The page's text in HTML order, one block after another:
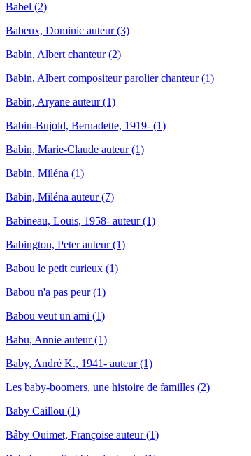
Babel (2)
Babeux, Dominic auteur (3)
Babin, Albert chanteur (2)
Babin, Albert compositeur parolier chanteur (1)
Babin, Aryane auteur (1)
Babin-Bujold, Bernadette, 1919- (1)
Babin, Marie-Claude auteur (1)
Babin, Miléna (1)
Babin, Miléna auteur (7)
Babineau, Louis, 1958- auteur (1)
Babington, Peter auteur (1)
Babou le petit curieux (1)
Babou n'a pas peur (1)
Babou veut un ami (1)
Babu, Annie auteur (1)
Baby, André K., 1941- auteur (1)
Les baby-boomers, une histoire de familles (2)
Baby Caillou (1)
Bâby Ouimet, Françoise auteur (1)